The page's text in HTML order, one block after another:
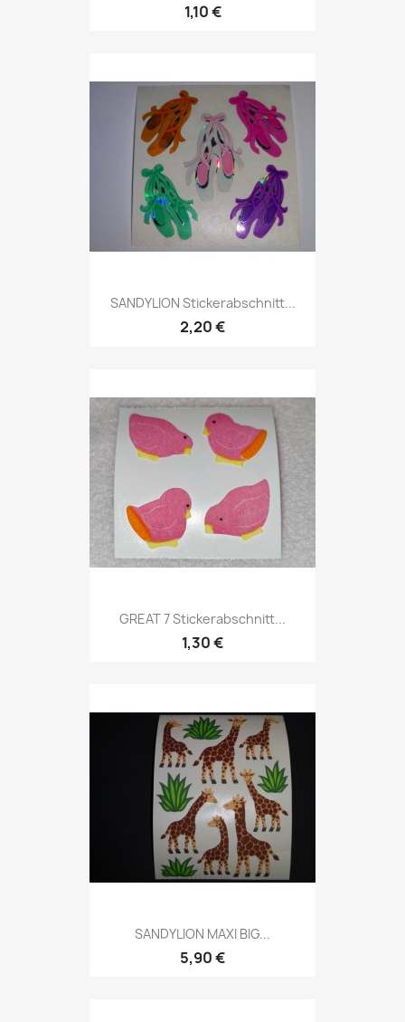
1,10 €
SANDYLION Stickerabschnitt...
2,20 €
GREAT 7 Stickerabschnitt...
1,30 €
SANDYLION MAXI BIG...
5,90 €